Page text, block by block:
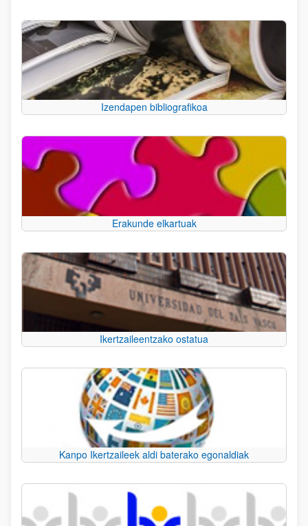
Izendapen bibliografikoa
Erakunde elkartuak
Ikertzaileentzako ostatua
Kanpo Ikertzaileek aldi baterako egonaldiak